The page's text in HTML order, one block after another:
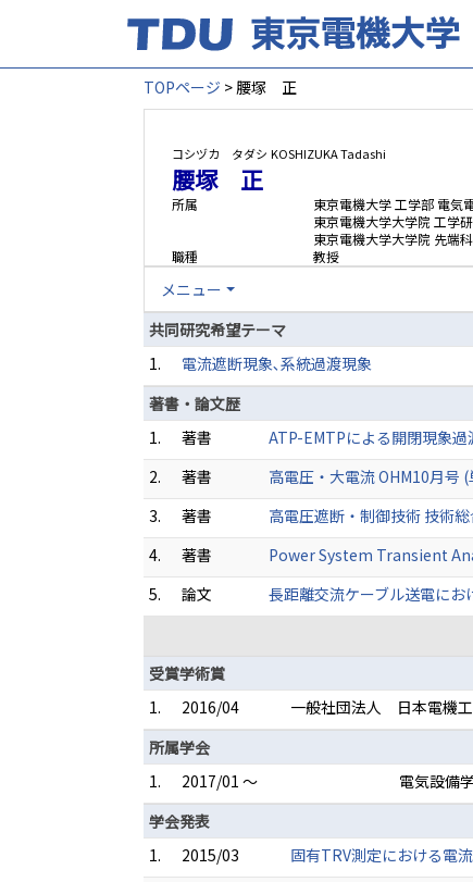
TOPページ > 腰塚 正
コシヅカ タダシ KOSHIZUKA Tadashi
腰塚 正
所属
東京電機大学 工学部 電気
東京電機大学大学院 工学
東京電機大学大学院 先端
職種
教授
メニュー
共同研究希望テーマ
1.
電流遮断現象､系統過渡現象
著書・論文歴
1.
著書
ATP-EMTPによる開閉現象
2.
著書
高電圧・大電流 OHM10月号
3.
著書
高電圧遮断・制御技術 技術
4.
著書
Power System Transient
5.
論文
長距離交流ケーブル送電に
受賞学術賞
1.
2016/04
一般社団法人 日本電機
所属学会
1.
2017/01 ～
電気設備
学会発表
1.
2015/03
固有TRV測定における電